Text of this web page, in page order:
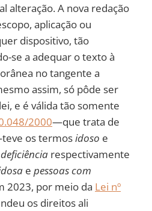
alteração. A nova redação
aplicação ou
dispositivo, tão
se a adequar o texto à
no tangente a
assim, só pôde ser
e é válida tão somente
2000—que trata de
os termosidoso e
respectivamente
e pessoas com
2023, por meio da Lei nº
os direitos ali